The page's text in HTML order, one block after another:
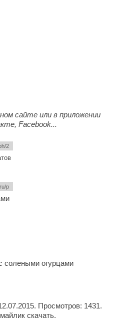
сайте или в приложении
Facebook...
солеными огурцами
Просмотров: 1431.
скачать.